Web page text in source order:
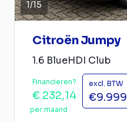
1/15
Citroën Jumpy
1.6 BlueHDI Club
Financieren?
€ 232,14
per maand
excl. BTW
€9.999